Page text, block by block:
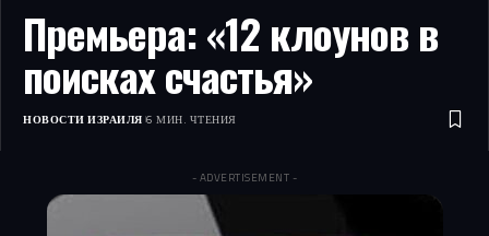
Премьера: «12 клоунов в
поисках счастья»
НОВОСТИ ИЗРАИЛЯ 6 МИН. ЧТЕНИЯ
- ADVERTISEMENT -